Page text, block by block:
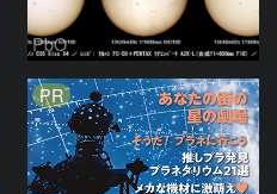
PbO
PR